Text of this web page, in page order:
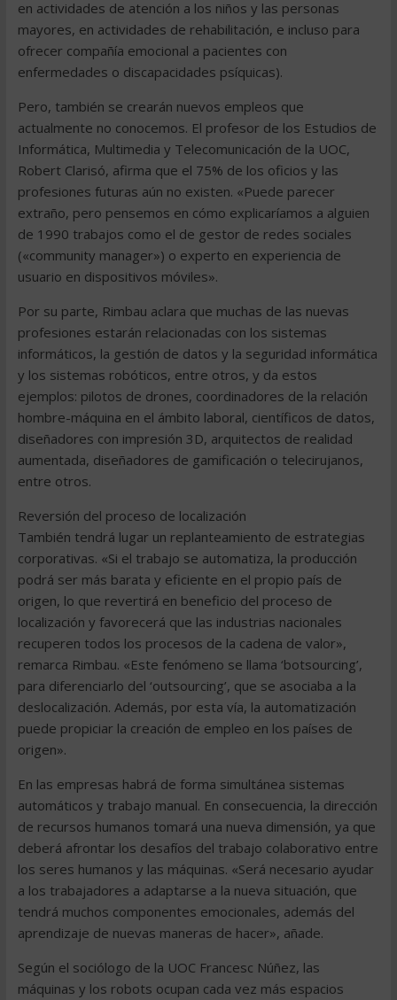
en actividades de atención a los niños y las personas
mayores, en actividades de rehabilitación, e incluso para
ofrecer compañía emocional a pacientes con
enfermedades o discapacidades psíquicas).
Pero, también se crearán nuevos empleos que
actualmente no conocemos. El profesor de los Estudios de
Informática, Multimedia y Telecomunicación de la UOC,
Robert Clarisó, afirma que el 75% de los oficios y las
profesiones futuras aún no existen. «Puede parecer
extraño, pero pensemos en cómo explicaríamos a alguien
de 1990 trabajos como el de gestor de redes sociales
(«community manager») o experto en experiencia de
usuario en dispositivos móviles».
Por su parte, Rimbau aclara que muchas de las nuevas
profesiones estarán relacionadas con los sistemas
informáticos, la gestión de datos y la seguridad informática
y los sistemas robóticos, entre otros, y da estos
ejemplos: pilotos de drones, coordinadores de la relación
hombre-máquina en el ámbito laboral, científicos de datos,
diseñadores con impresión 3D, arquitectos de realidad
aumentada, diseñadores de gamificación o telecirujanos,
entre otros.
Reversión del proceso de localización
También tendrá lugar un replanteamiento de estrategias
corporativas. «Si el trabajo se automatiza, la producción
podrá ser más barata y eficiente en el propio país de
origen, lo que revertirá en beneficio del proceso de
localización y favorecerá que las industrias nacionales
recuperen todos los procesos de la cadena de valor»,
remarca Rimbau. «Este fenómeno se llama ‘botsourcing’,
para diferenciarlo del ‘outsourcing’, que se asociaba a la
deslocalización. Además, por esta vía, la automatización
puede propiciar la creación de empleo en los países de
origen».
En las empresas habrá de forma simultánea sistemas
automáticos y trabajo manual. En consecuencia, la dirección
de recursos humanos tomará una nueva dimensión, ya que
deberá afrontar los desafíos del trabajo colaborativo entre
los seres humanos y las máquinas. «Será necesario ayudar
a los trabajadores a adaptarse a la nueva situación, que
tendrá muchos componentes emocionales, además del
aprendizaje de nuevas maneras de hacer», añade.
Según el sociólogo de la UOC Francesc Núñez, las
máquinas y los robots ocupan cada vez más espacios